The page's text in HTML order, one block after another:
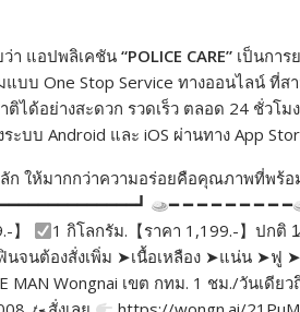
ว่า แอปพลิเคชัน “POLICE CARE” เป็นการ
บบ One Stop Service ทางออนไลน์ ที่ส
ติได้อย่างสะดวก รวดเร็ว ตลอด 24 ชั่วโ
ะบบ Android และ iOS ผ่านทาง App
ลัก ให้มากกว่าความอร่อยคือคุณภาพที่พร้
━ ━ ━ ━ ━ ━ ━ ━ ━
】 1 กิโลกรัม.【ราคา 1,199.-】ปกติ
นจนต้องสั่งเพิ่ม ➤เนื้อเหลือง ➤แน่น ➤ฟู
MAN Wongnai เขต กทม. 1 ชม./วันเดียว